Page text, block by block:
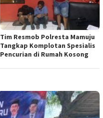
Tim Resmob Polresta Mamuju
Tangkap Komplotan Spesialis
Pencurian di Rumah Kosong